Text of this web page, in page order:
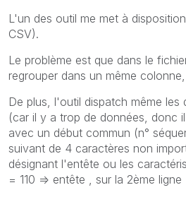
L'un des outil me met à
CSV).
Le problème est que dans le
regrouper dans un même
De plus, l'outil dispatch même les
(car il y a trop de données, donc
avec un début commun (n°
suivant de 4 caractères non
désignant l'entête ou les
= 110 => entête , sur la 2ème ligne